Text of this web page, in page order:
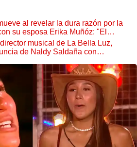
al revelar la dura razón por la
su esposa Erika Muñóz: "El
musical de La Bella Luz,
de Naldy Saldaña con